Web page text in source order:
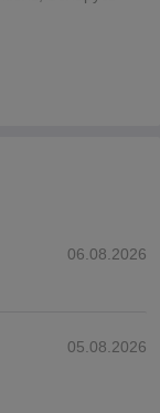
06.08.2026
05.08.2026